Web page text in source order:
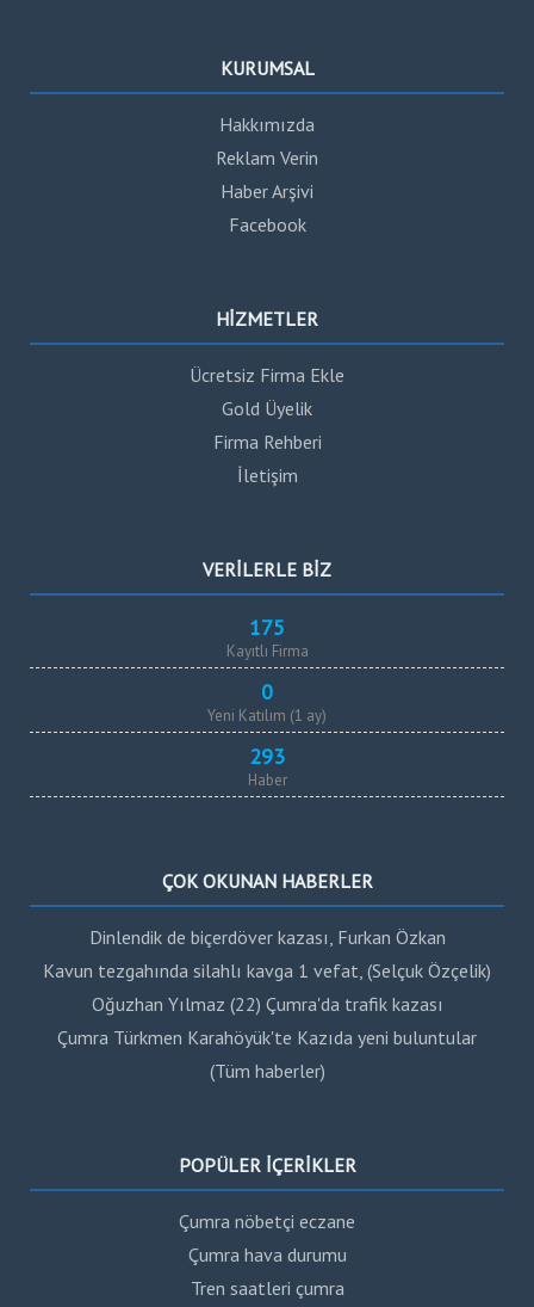
KURUMSAL
Hakkımızda
Reklam Verin
Haber Arşivi
Facebook
HİZMETLER
Ücretsiz Firma Ekle
Gold Üyelik
Firma Rehberi
İletişim
VERİLERLE BİZ
175
Kayıtlı Firma
0
Yeni Katılım (1 ay)
293
Haber
ÇOK OKUNAN HABERLER
Dinlendik de biçerdöver kazası, Furkan Özkan
Kavun tezgahında silahlı kavga 1 vefat, (Selçuk Özçelik)
Oğuzhan Yılmaz (22) Çumra'da trafik kazası
Çumra Türkmen Karahöyük'te Kazıda yeni buluntular
(Tüm haberler)
POPÜLER İÇERİKLER
Çumra nöbetçi eczane
Çumra hava durumu
Tren saatleri çumra